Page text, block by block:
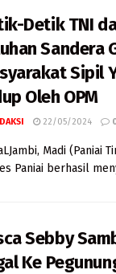
Detik TNI
Sandera
Sipil
Oleh OPM
22/05/2024
Madi (Paniai
Paniai berhasil
Sebby
Ke